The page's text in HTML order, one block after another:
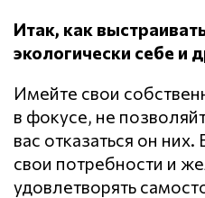
Итак, как
экологически себе и
Имейте свои
в фокусе, не
вас отказаться он
свои потребности и
удовлетворять